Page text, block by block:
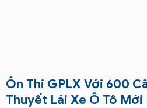
Ôn Thi GPLX Với 600
Thuyết Lái Xe Ô Tô Mới